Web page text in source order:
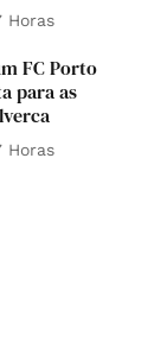
Horas
FC Porto
para as
Horas